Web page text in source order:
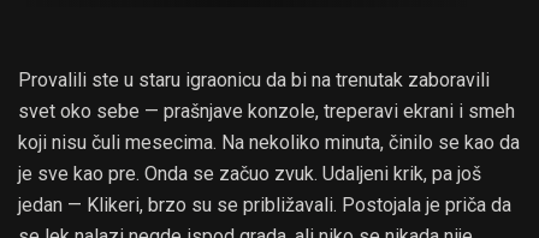
Provalili ste u staru igraonicu da bi na trenutak zaboravili
svet oko sebe — prašnjave konzole, treperavi ekrani i smeh
koji nisu čuli mesecima. Na nekoliko minuta, činilo se kao da
je sve kao pre. Onda se začuo zvuk. Udaljeni krik, pa još
jedan — Klikeri, brzo su se približavali. Postojala je priča da